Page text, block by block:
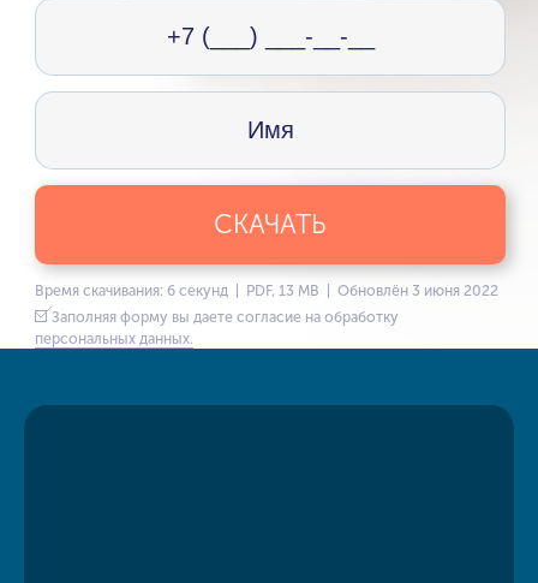
СКАЧАТЬ
Время скачивания: 6 секунд | PDF, 13 MB | Обновлён 3 июня 2022
Заполняя форму вы даете согласие на обработку
персональных данных.